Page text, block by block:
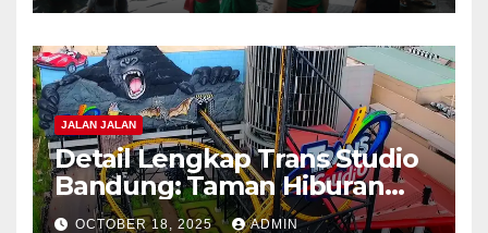
JALAN JALAN
Detail Lengkap Trans Studio
Bandung: Taman Hiburan
Indoor Terbesar di Indonesia
OCTOBER 18, 2025 ADMIN